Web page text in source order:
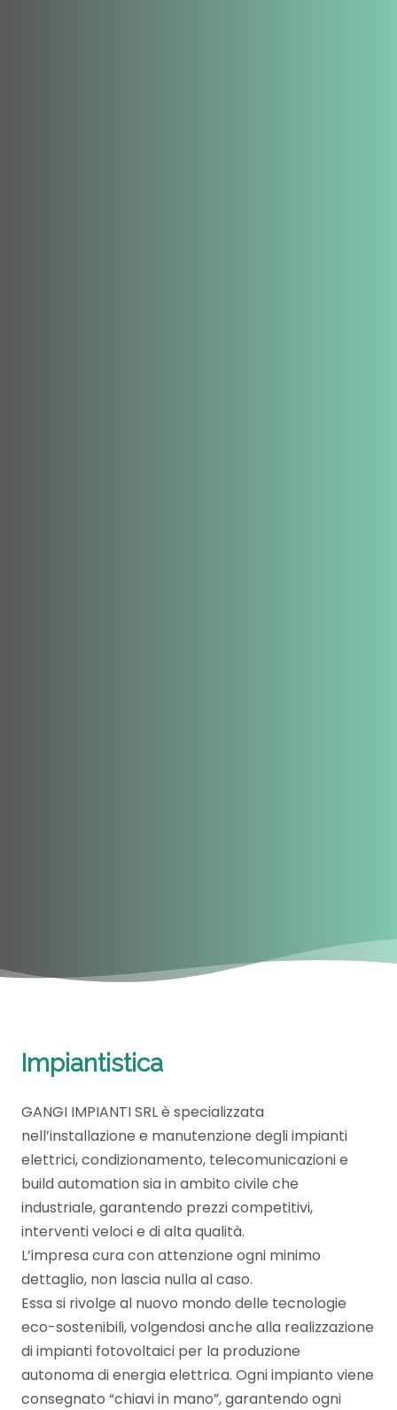
Impiantistica
GANGI IMPIANTI SRL è specializzata
nell’installazione e manutenzione degli impianti
elettrici, condizionamento, telecomunicazioni e
build automation sia in ambito civile che
industriale, garantendo prezzi competitivi,
interventi veloci e di alta qualità.
L’impresa cura con attenzione ogni minimo
dettaglio, non lascia nulla al caso.
Essa si rivolge al nuovo mondo delle tecnologie
eco-sostenibili, volgendosi anche alla realizzazione
di impianti fotovoltaici per la produzione
autonoma di energia elettrica. Ogni impianto viene
consegnato “chiavi in mano”, garantendo ogni